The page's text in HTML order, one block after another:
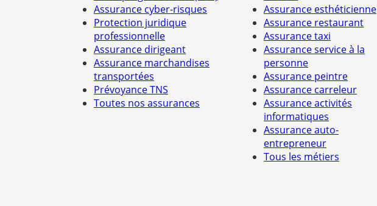
Assurance cyber-risques
Protection juridique
professionnelle
Assurance dirigeant
Assurance marchandises
transportées
Prévoyance TNS
Toutes nos assurances
Assurance esthéticienne
Assurance restaurant
Assurance taxi
Assurance service à la
personne
Assurance peintre
Assurance carreleur
Assurance activités
informatiques
Assurance auto-
entrepreneur
Tous les métiers